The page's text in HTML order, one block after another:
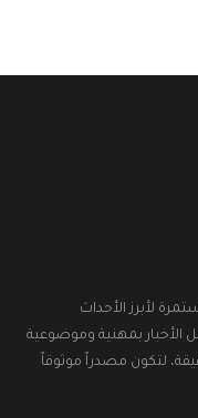
لأبرز الأحداث
الأخبار بمهنية وموضوعية
لتكون مصدراً موثوقاً